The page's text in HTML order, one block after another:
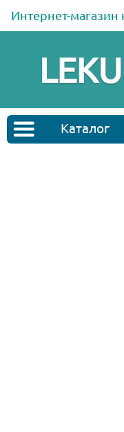
Интернет-магазин
Каталог